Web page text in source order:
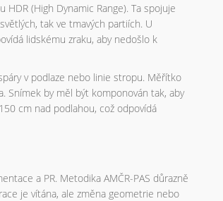
(High Dynamic Range). Ta spojuje
tak ve tmavých partiích. U
lidskému zraku, aby nedošlo k
v podlaze nebo linie stropu. Měřítko
Snímek by měl být komponován tak, aby
cm nad podlahou, což odpovídá
a PR. Metodika AMČR-PAS důrazně
je vítána, ale změna geometrie nebo